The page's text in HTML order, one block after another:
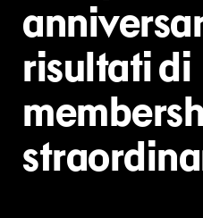
risultati di